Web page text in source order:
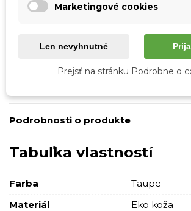
● výška 24 cm
● výška rúčok 15 cm
● dĺžka popruhu max. do 140 cm
Podrobnosti o produkte
Tabuľka vlastností
Farba
Taupe
Materiál
Eko koža
Marketingové cookies
Len nevyhnutné
Prejsť na stránku Podrobne o